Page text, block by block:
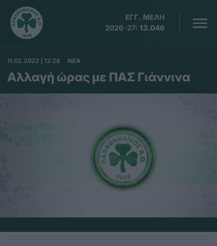
ΕΓΓ. ΜΕΛΗ
2026-27: 13.046
11.02.2022 | 13:28 ΝΕΑ
Αλλαγή ώρας με ΠΑΣ Γιάννινα